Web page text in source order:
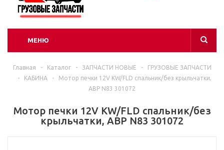
МЕНЮ
Главная - Каталог - ЗАПЧАСТИ НОВЫЕ -
ГРУЗОВЫЕ ЗАПЧАСТИ
-
КАБИНА -
Мотор печки 12V KW/FLD спальник/без крыльчатки,
ABP N83 301072
Мотор печки 12V KW/FLD спальник/без
крыльчатки, ABP N83 301072